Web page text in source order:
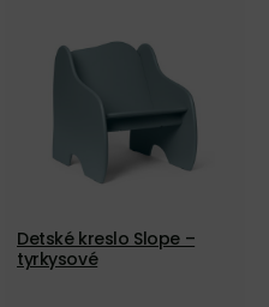
Detské kreslo Slope –
tyrkysové